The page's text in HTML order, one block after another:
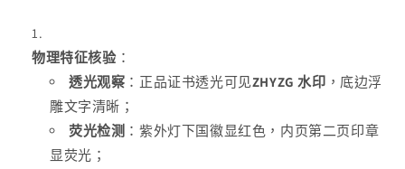
物理特征核验：
透光观察 ：正品证书透光可见ZHYZG 水印 ，底边浮
雕文字清晰；
荧光检测 ：紫外灯下国徽显红色，内页第二页印章
显荧光；